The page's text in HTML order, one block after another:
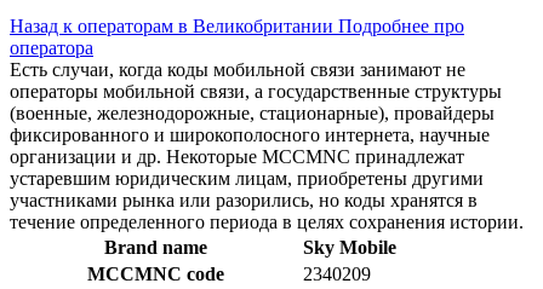
Назад к операторам в Великобритании Подробнее про
оператора
Есть случаи, когда коды мобильной связи занимают не
операторы мобильной связи, а государственные структуры
(военные, железнодорожные, стационарные), провайдеры
фиксированного и широкополосного интернета, научные
организации и др. Некоторые MCCMNC принадлежат
устаревшим юридическим лицам, приобретены другими
участниками рынка или разорились, но коды хранятся в
течение определенного периода в целях сохранения истории.
Brand name
Sky Mobile
MCCMNC code
2340209